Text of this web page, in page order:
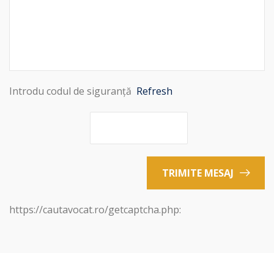
Introdu codul de siguranță Refresh
TRIMITE MESAJ
https://cautavocat.ro/getcaptcha.php: